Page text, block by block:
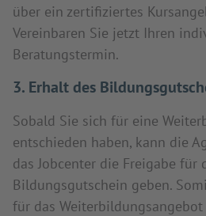
über ein zertifiziertes
Vereinbaren Sie jetzt Ihren
Beratungstermin.
3. Erhalt des
Sobald Sie sich für eine
entschieden haben, kann die
das Jobcenter die Freigabe für
Bildungsgutschein geben.
für das